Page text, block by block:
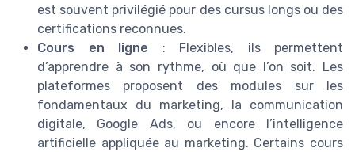
est souvent privilégié pour des cursus longs ou des
certifications reconnues.
Cours en ligne : Flexibles, ils permettent
d’apprendre à son rythme, où que l’on soit. Les
plateformes proposent des modules sur les
fondamentaux du marketing, la communication
digitale, Google Ads, ou encore l’intelligence
artificielle appliquée au marketing. Certains cours